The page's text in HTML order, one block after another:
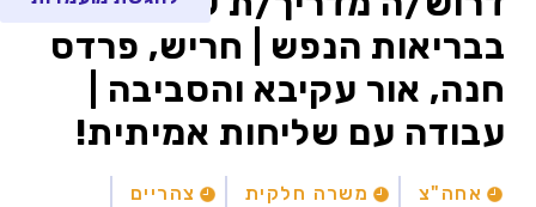
בבריאות הנפש | חריש, פרדס
חנה, אור עקיבא והסביבה |
עבודה עם שליחות אמיתית!
אחה"צ משרה חלקית
צהריים